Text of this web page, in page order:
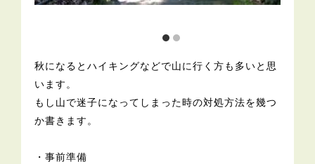
秋になるとハイキングなどで山に行く方も多いと思
います。
もし山で迷子になってしまった時の対処方法を幾つ
か書きます。
・事前準備